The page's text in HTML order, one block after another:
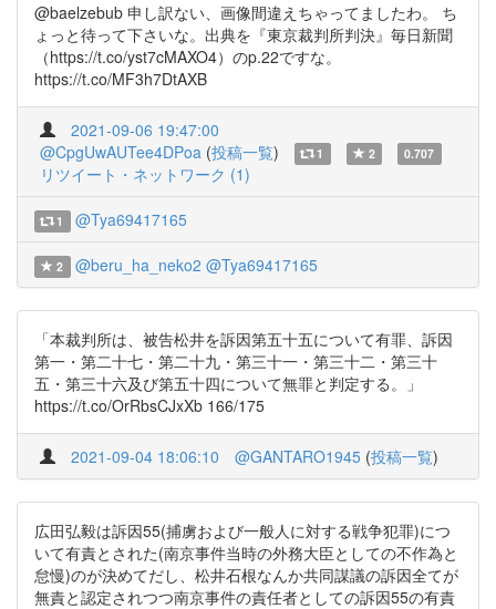
@baelzebub 申し訳ない、画像間違えちゃってましたわ。 ち
ょっと待って下さいな。出典を『東京裁判所判決』毎日新聞
（https://t.co/yst7cMAXO4）のp.22ですな。
https://t.co/MF3h7DtAXB
2021-09-06 19:47:00
@CpgUwAUTee4DPoa (投稿一覧) 1 2 0.707
リツイート・ネットワーク (1)
1 @Tya69417165
2 @beru_ha_neko2 @Tya69417165
「本裁判所は、被告松井を訴因第五十五について有罪、訴因
第一・第二十七・第二十九・第三十一・第三十二・第三十
五・第三十六及び第五十四について無罪と判定する。」
https://t.co/OrRbsCJxXb 166/175
2021-09-04 18:06:10 @GANTARO1945 (投稿一覧)
広田弘毅は訴因55(捕虜および一般人に対する戦争犯罪)につ
いて有責とされた(南京事件当時の外務大臣としての不作為と
怠慢)のが決めてだし、松井石根なんか共同謀議の訴因全てが
無責と認定されつつ南京事件の責任者としての訴因55の有責